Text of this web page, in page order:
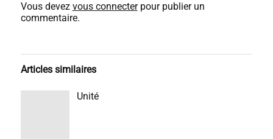
Vous devez vous connecterpour publier un
commentaire.
Articles similaires
Unité